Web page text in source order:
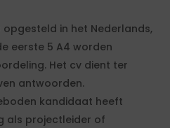
opgesteld in het Nederlands,
eerste 5 A4 worden
Het cv dient ter
antwoorden.
kandidaat heeft
als projectleider of